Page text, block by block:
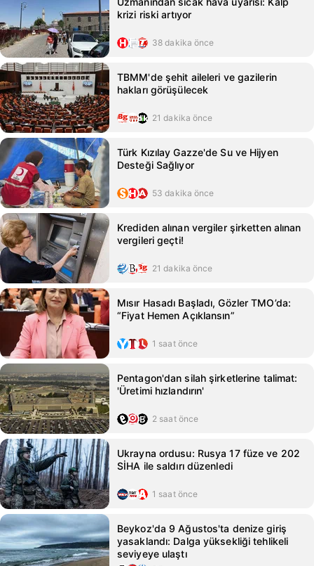
krizi riski artıyor
38 dakika önce
TBMM'de şehit aileleri ve gazilerin
hakları görüşülecek
21 dakika önce
Türk Kızılay Gazze'de Su ve Hijyen
Desteği Sağlıyor
53 dakika önce
Krediden alınan vergiler şirketten alınan
vergileri geçti!
21 dakika önce
Mısır Hasadı Başladı, Gözler TMO’da:
“Fiyat Hemen Açıklansın”
1 saat önce
Pentagon'dan silah şirketlerine talimat:
'Üretimi hızlandırın'
2 saat önce
Ukrayna ordusu: Rusya 17 füze ve 202
SİHA ile saldırı düzenledi
1 saat önce
Beykoz'da 9 Ağustos'ta denize giriş
yasaklandı: Dalga yüksekliği tehlikeli
seviyeye ulaştı